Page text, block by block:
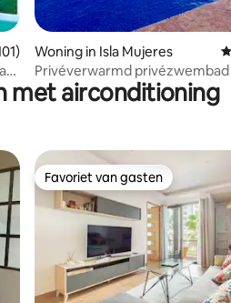
beoordeling van 4,87 op 5, 101
Woning in Isla Mujeres
Privéverwarmd privézwembad
aan het STRAND
met airconditioning
Favoriet van gasten
Favoriet van gasten